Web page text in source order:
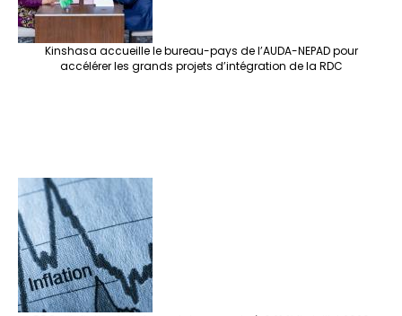
Kinshasa accueille le bureau-pays de l’AUDA-NEPAD pour
accélérer les grands projets d’intégration de la RDC